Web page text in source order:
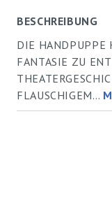
BESCHREIBUNG
DIE HANDPUPPE
FANTASIE ZU
FLAUSCHIGEM…